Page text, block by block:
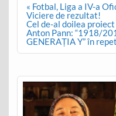
Post
navigation
« Fotbal, Liga a IV-a
Viciere de rezultat!
Cel de-al doilea
Anton Pann: “1918/
GENERAȚIA Y” în